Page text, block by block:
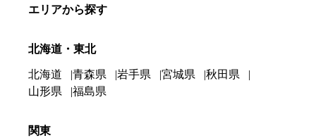
エリアから探す
北海道・東北
北海道 青森県 岩手県 宮城県
秋田県
山形県
福島県
関東